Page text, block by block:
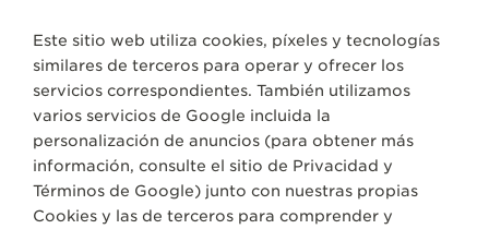
Este sitio web utiliza cookies, píxeles y tecnologías
similares de terceros para operar y ofrecer los
servicios correspondientes. También utilizamos
varios servicios de Google incluida la
personalización de anuncios (para obtener más
información, consulte el sitio de Privacidad y
Términos de Google) junto con nuestras propias
Cookies y las de terceros para comprender y